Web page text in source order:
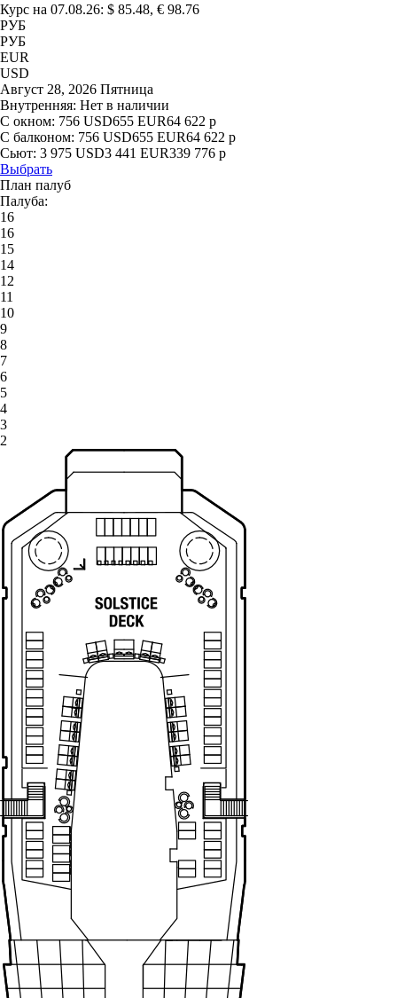
Курс на 07.08.26: $ 85.48, € 98.76
РУБ
РУБ
EUR
USD
Август 28, 2026 Пятница
Внутренняя: Нет в наличии
С окном: 756 USD655 EUR64 622 р
С балконом: 756 USD655 EUR64 622 р
Сьют: 3 975 USD3 441 EUR339 776 р
Выбрать
План палуб
Палуба:
16
16
15
14
12
11
10
9
8
7
6
5
4
3
2